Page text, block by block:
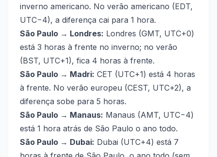
inverno americano. No verão americano (EDT,
UTC−4), a diferença cai para 1 hora.
São Paulo → Londres: Londres (GMT, UTC+0)
está 3 horas à frente no inverno; no verão
(BST, UTC+1), fica 4 horas à frente.
São Paulo → Madri: CET (UTC+1) está 4 horas
à frente. No verão europeu (CEST, UTC+2), a
diferença sobe para 5 horas.
São Paulo → Manaus: Manaus (AMT, UTC−4)
está 1 hora atrás de São Paulo o ano todo.
São Paulo → Dubai: Dubai (UTC+4) está 7